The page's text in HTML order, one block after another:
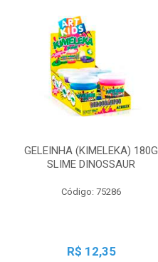
GELEINHA (KIMELEKA) 180G
SLIME DINOSSAUR
Código: 75286
R$ 12,35